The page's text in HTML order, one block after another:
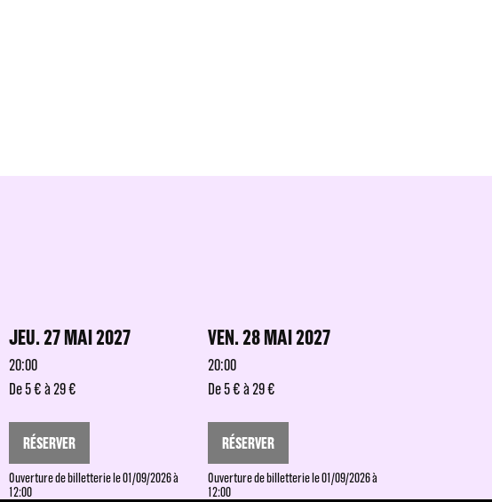
JEU. 27 MAI 2027
20:00
De 5 € à 29 €
RÉSERVER
Ouverture de billetterie le 01/09/2026 à
12:00
VEN. 28 MAI 2027
20:00
De 5 € à 29 €
RÉSERVER
Ouverture de billetterie le 01/09/2026 à
12:00